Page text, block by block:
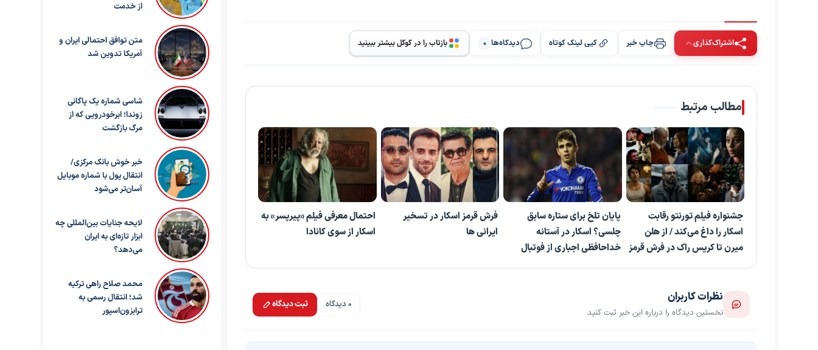
اشتراک‌گذاری چاپ خبر کپی لینک کوتاه دیدگاه‌ها 0 بازتاب را در گوگل بیشتر ببینید
مطالب مرتبط
جشنواره فیلم تورنتو رقابت
اسکار را داغ می‌کند / از هلن
میرن تا کریس راک در فرش قرمز
پایان تلخ برای ستاره سابق
چلسی؟ اسکار در آستانه
خداحافظی اجباری از فوتبال
فرش قرمز اسکار در تسخیر
ایرانی ها
احتمال معرفی فیلم «پیرپسر» به
اسکار از سوی کانادا
نظرات کاربران
نخستین دیدگاه را درباره این خبر ثبت کنید
0 دیدگاه ثبت دیدگاه
از خدمت
متن توافق احتمالی ایران و
آمریکا تدوین شد
شاسی شماره یک پاگانی
زوندا؛ ابرخودرویی که از
مرگ بازگشت
خبر خوش بانک مرکزی/
انتقال پول با شماره موبایل
آسان‌تر می‌شود
لایحه جنایات بین‌المللی چه
ابزار تازه‌ای به ایران
می‌دهد؟
محمد صلاح راهی ترکیه
شد؛ انتقال رسمی به
ترابزون‌اسپور